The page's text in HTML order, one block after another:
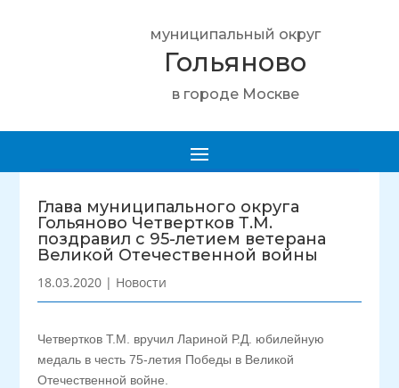
муниципальный округ
Гольяново
в городе Москве
Глава муниципального округа
Гольяново Четвертков Т.М.
поздравил с 95-летием ветерана
Великой Отечественной войны
18.03.2020 | Новости
Четвертков Т.М. вручил Лариной Р.Д. юбилейную
медаль в честь 75-летия Победы в Великой
Отечественной войне.